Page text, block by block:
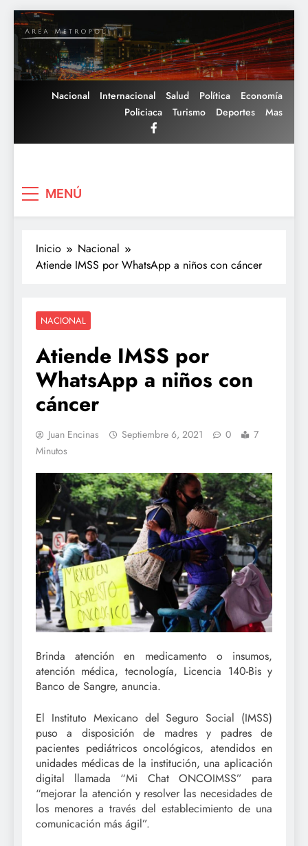
Saltar
al
contenido
Nacional Internacional Salud Política
Economía
Policiaca
Turismo Deportes Mas
MENÚ
Inicio
Nacional
Atiende IMSS por WhatsApp a niños con cáncer
NACIONAL
Atiende IMSS por
WhatsApp a niños con
cáncer
Juan Encinas Septiembre 6, 2021 0
7
Minutos
Brinda atención en medicamento o insumos,
atención médica, tecnología, Licencia 140-Bis y
Banco de Sangre, anuncia.
El Instituto Mexicano del Seguro Social (IMSS)
puso a disposición de madres y padres de
pacientes pediátricos oncológicos, atendidos en
unidades médicas de la institución, una aplicación
digital llamada “Mi Chat ONCOIMSS” para
“mejorar la atención y resolver las necesidades de
los menores a través del establecimiento de una
comunicación más ágil”.